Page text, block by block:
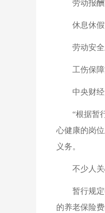
劳动报
休息休
劳动安
工伤保
中央财
“根据暂
心健康的岗
义务。
不少人
暂行规
的养老保险